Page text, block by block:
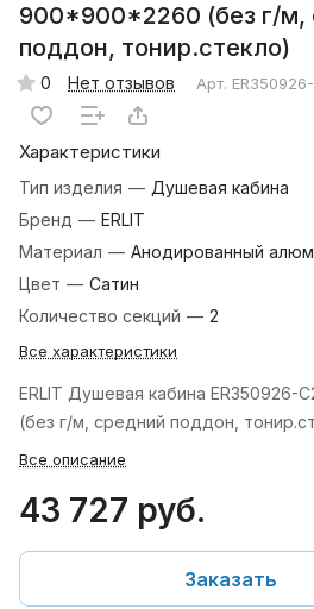
900*900*2260 (без г/м,
поддон, тонир.стекло)
0 Нет отзывов Арт.
Характеристики
Тип изделия — Душевая кабина
Бренд — ERLIT
Материал — Анодированный
Цвет — Сатин
Количество секций — 2
Все характеристики
ERLIT Душевая кабина ER350926-
(без г/м, средний поддон,
Все описание
43 727 руб.
Заказать